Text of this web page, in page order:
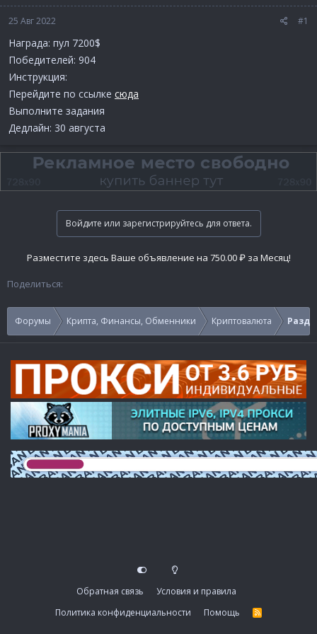
25 Авг 2022 #1
Награда: пул 7200$
Победителей: 904
Инструкция:
Перейдите по ссылке сюда
Выполните задания
Дедлайн: 30 августа
Войдите или зарегистрируйтесь для ответа.
Разместите здесь Ваше объявление на 750.00 ₽ за Месяц!
Поделиться:
Форумы Крипта, Финансы, Обменники Криптовалюта
Обратная связь
Условия и правила
Политика конфиденциальности
Помощь
R